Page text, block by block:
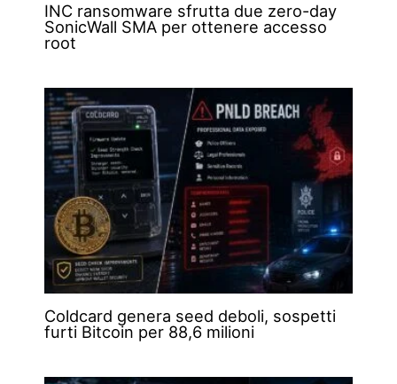
INC ransomware sfrutta due zero-day
SonicWall SMA per ottenere accesso
root
Coldcard genera seed deboli, sospetti
furti Bitcoin per 88,6 milioni